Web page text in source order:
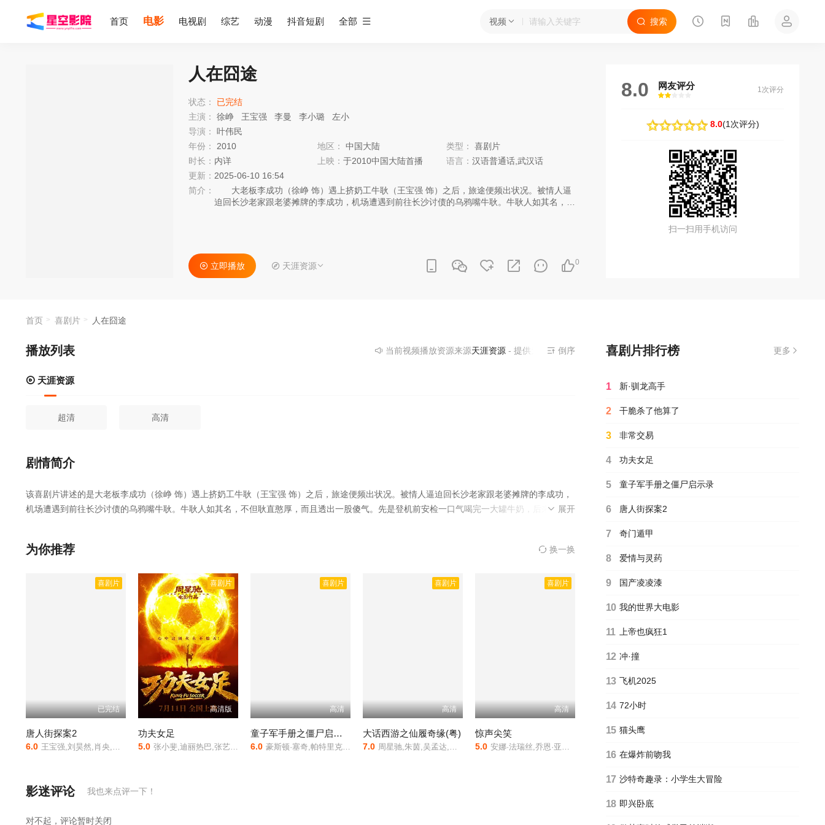
视频 搜索
首页 电影 电视剧 综艺 动漫 抖音短剧 全部
人在囧途
状态：
已完结
主演：
徐峥 王宝强 李曼 李小璐
左小
导演：
叶伟民
年份：
2010 地区： 中国大陆 类型：
喜剧片
时长： 内详 上映： 于2010中国大陆首播 语言： 汉语普通话,武汉话
更新： 2025-06-10 16:54
简介：
大老板李成功（徐峥 饰）遇上挤奶工牛耿（王宝强 饰）之后，旅途便频出状况。被情人逼
迫回长沙老家跟老婆摊牌的李成功，机场遭遇到前往长沙讨债的乌鸦嘴牛耿。牛耿人如其名，不
巴士，又从巴士爬上拖拉机。尽管牛耿的乌鸦嘴让李成功吃尽苦头，但这个混身透着傻气的青年
却用自己真诚与乐观感染着李成功。一路的颠簸之后，两人最终到达长沙又回到各自的生活轨迹
0
立即播放 天涯资源
8.0 网友评分
很差
较差还行推荐力荐
1次评分
8.0(1次评分)
扫一扫用手机访问
首页 喜剧片 人在囧途
播放列表 当前视频播放资源来源天涯资源- 提供为您免费在线观看播放人在囧途电影全集完整版,无需安装播放器
倒序
天涯资源
超清 高清
剧情简介
该喜剧片讲述的是大老板李成功（徐峥 饰）遇上挤奶工牛耿（王宝强 饰）之后，旅途便频出状况。被情人逼迫回长沙老家跟老婆摊牌的李成功，
机场遭遇到前往长沙讨债的乌鸦嘴牛耿。牛耿人如其名，不但耿直憨厚，而且透出一股傻气。先是登机前安检一口气喝完一大罐牛奶，后来又飞
从火车换乘巴士，又从巴士爬上拖拉机。尽管牛耿的乌鸦嘴让李成功吃尽苦头，但这个混身透着傻气的青年却用自己真诚与乐观感染着李成功。
文隽担当监制...，人在囧途是由叶伟民,执导,徐峥,王宝强,李曼,李小璐,左小等人主演的,于2010年上映。
相关赞助院线：策驰影院，星辰影院，星
空影院，西瓜影院，抖音短剧视频等40集全集完整版资源免费在线观看。
展开
为你推荐 换一换
喜剧片
已完结
唐人街探案2
6.0 王宝强,刘昊然,肖央,刘承羽,尚语贤,王迅,妻夫木聪,迈克尔·皮特,白灵,元华,曾江,王成思,杨金赐,范湉湉,佟丽娅,陈思诚
喜剧片
高清版
功夫女足
5.0 张小斐,迪丽热巴,张艺兴,刘嘉玲,佐藤健,艾米,雪野,蔡思贝,胡予安,倪好,赵丽娜,欧阳靖,张继聪,欧阳万成,陈旻,李卓媚,秦鹏飞,张天一,孙子七,洪蕾,施予斐,景如洋,李奕臻,赖迦童,葛依萱,王奕彤,马睎悦,邹霞,崔桐侥,张娣,张琪,房岩,邓月平,查恩雅·麦克洛里,许君聪,门腔,冯勉恒,唐香玉,李明远,苗溢伦,鄂靖文,AVANTGARDEY,张美娥,那迪,冯禧
喜剧片
高清
童子军手册之僵尸启示录
6.0 豪斯顿·塞奇,帕特里克·施瓦辛格,泰伊·谢里丹
喜剧片
高清
大话西游之仙履奇缘(粤)
7.0 周星驰,朱茵,吴孟达,莫文蔚,罗家英
喜剧片
高清
惊声尖笑
5.0 安娜·法瑞丝,乔恩·亚伯拉罕斯,马龙·韦恩斯,戴夫·谢里登,莎诺·伊丽莎
影迷评论 我也来点评一下！
对不起，评论暂时关闭
喜剧片排行榜 更多
1 新·驯龙高手
2 干脆杀了他算了
3 非常交易
4 功夫女足
5 童子军手册之僵尸启示录
6 唐人街探案2
7 奇门遁甲
8 爱情与灵药
9 国产凌凌漆
10 我的世界大电影
11 上帝也疯狂1
12 冲·撞
13 飞机2025
14 72小时
15 猫头鹰
16 在爆炸前吻我
17 沙特奇趣录：小学生大冒险
18 即兴卧底